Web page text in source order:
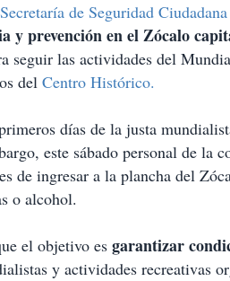
Secretaría de Seguridad Ciudadana
y prevención en el Zócalo
seguir las actividades del
del Centro Histórico.
días de la justa
este sábado personal de la
de ingresar a la plancha del
o alcohol.
el objetivo es garantizar
y actividades recreativas